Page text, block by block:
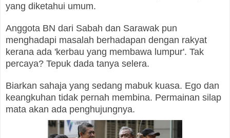
yang diketahui umum.
Anggota BN dari Sabah dan Sarawak pun
menghadapi masalah berhadapan dengan rakyat
kerana ada 'kerbau yang membawa lumpur'. Tak
percaya? Tepuk dada tanya selera.
Biarkan sahaja yang sedang mabuk kuasa. Ego dan
keangkuhan tidak pernah membina. Permainan silap
mata akan ada penghujungnya.